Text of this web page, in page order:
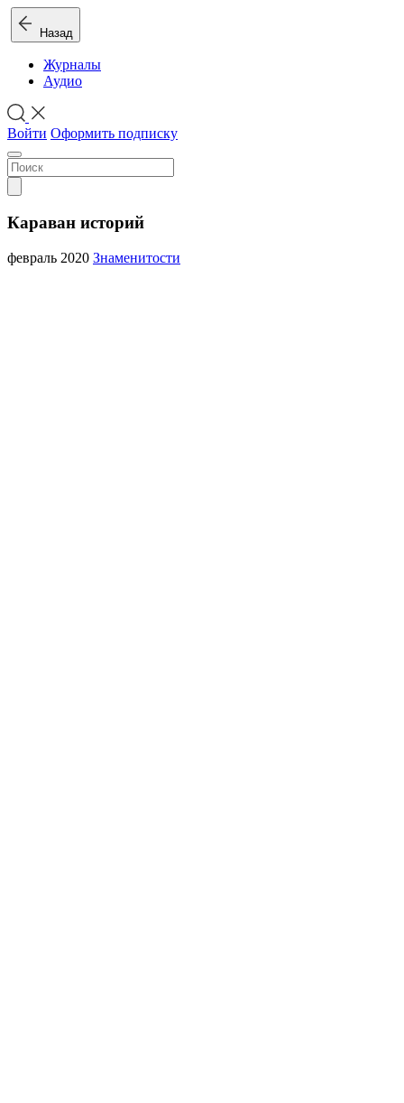
Назад
Журналы
Аудио
Войти Оформить подписку
Караван историй
февраль 2020 Знаменитости